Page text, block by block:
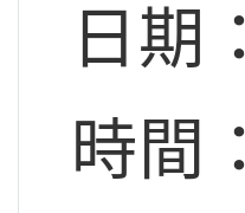
日期：
時間